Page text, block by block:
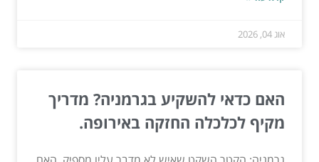
אוג 04, 2026
האם כדאי להשקיע בגרמניה? מדריך
מקיף לכלכלה החזקה באירופה.